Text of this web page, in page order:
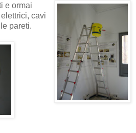
e ormai
cavi
pareti.